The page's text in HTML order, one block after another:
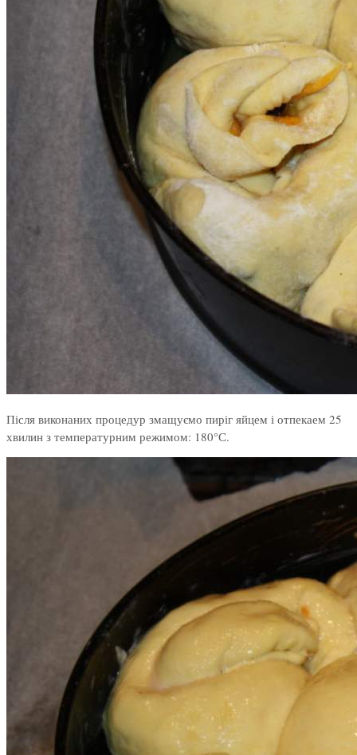
Після виконаних процедур змащуємо пиріг яйцем і отпекаем 25
хвилин з температурним режимом: 180°С.